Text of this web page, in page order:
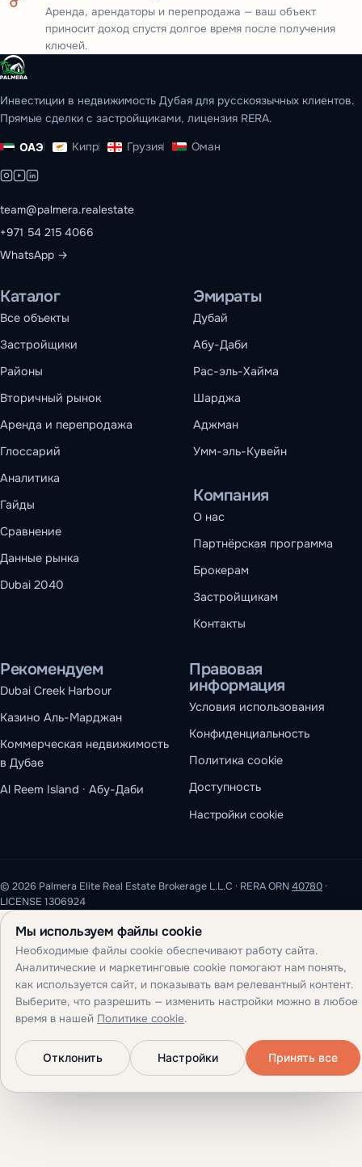
Аренда, арендаторы и перепродажа — ваш объект
приносит доход спустя долгое время после получения
ключей.
Инвестиции в недвижимость Дубая для русскоязычных клиентов.
Прямые сделки с застройщиками, лицензия RERA.
ОАЭ Кипр Грузия Оман
team@palmera.realestate
+971 54 215 4066
WhatsApp →
Каталог
Все объекты
Застройщики
Районы
Вторичный рынок
Аренда и перепродажа
Глоссарий
Аналитика
Гайды
Сравнение
Данные рынка
Dubai 2040
Эмираты
Дубай
Абу-Даби
Рас-эль-Хайма
Шарджа
Аджман
Умм-эль-Кувейн
Компания
О нас
Партнёрская программа
Брокерам
Застройщикам
Контакты
Рекомендуем
Dubai Creek Harbour
Казино Аль-Марджан
Коммерческая недвижимость
в Дубае
Al Reem Island · Абу-Даби
Правовая
информация
Условия использования
Конфиденциальность
Политика cookie
Доступность
Настройки cookie
© 2026 Palmera Elite Real Estate Brokerage L.L.C · RERA ORN40780 ·
LICENSE 1306924
Мы используем файлы cookie
Необходимые файлы cookie обеспечивают работу сайта.
Аналитические и маркетинговые cookie помогают нам понять,
как используется сайт, и показывать вам релевантный контент.
Выберите, что разрешить — изменить настройки можно в любое
время в нашей Политике cookie.
Отклонить Настройки Принять все